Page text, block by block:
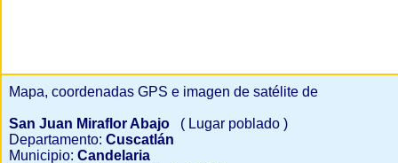
Mapa, coordenadas GPS e imagen de satélite de
San Juan Miraflor Abajo
( Lugar poblado )
Departamento: Cuscatlán
Municipio: Candelaria